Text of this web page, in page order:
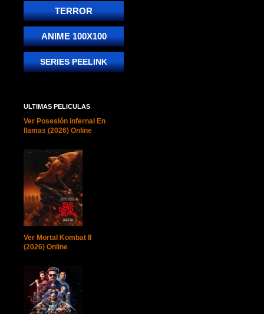
TERROR
ANIME 100X100
SERIES PEELINK
ULTIMAS PELICULAS
Ver Posesión infernal En
llamas (2026) Online
Ver Mortal Kombat II
(2026) Online